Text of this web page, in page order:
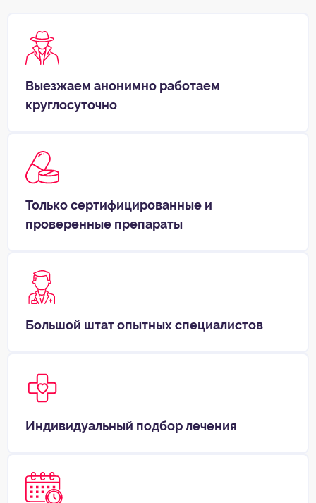
Выезжаем анонимно работаем
круглосуточно
Только сертифицированные и
проверенные препараты
Большой штат опытных специалистов
Индивидуальный подбор лечения